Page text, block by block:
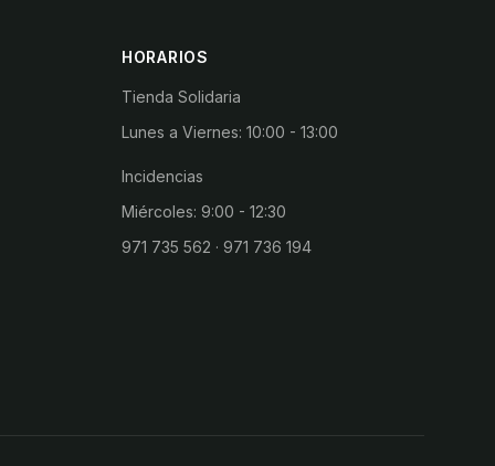
HORARIOS
Tienda Solidaria
Lunes a Viernes: 10:00 - 13:00
Incidencias
Miércoles: 9:00 - 12:30
971 735 562 · 971 736 194